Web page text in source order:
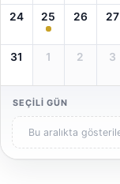
24 25 26 27
31 1 2 3
SEÇILI GÜN
Bu aralıkta